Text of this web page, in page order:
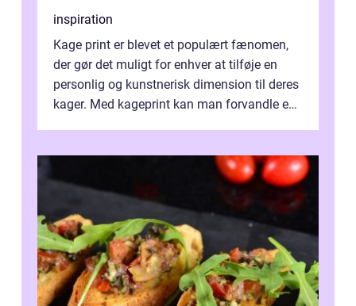
inspiration
Kage print er blevet et populært fænomen,
der gør det muligt for enhver at tilføje en
personlig og kunstnerisk dimension til deres
kager. Med kageprint kan man forvandle en